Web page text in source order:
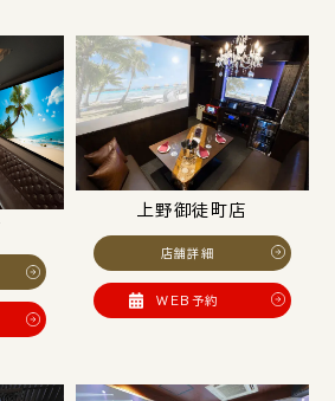
上野御徒町店
店舗詳細
WEB予約